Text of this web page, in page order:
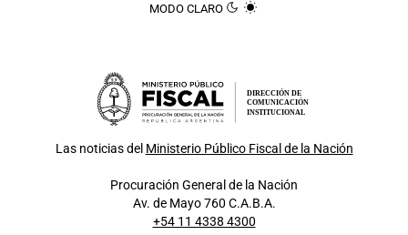
MODO CLARO
DIRECCIÓN DE
COMUNICACIÓN
INSTITUCIONAL
Las noticias del Ministerio Público Fiscal de la Nación
Procuración General de la Nación
Av. de Mayo 760 C.A.B.A.
+54 11 4338 4300